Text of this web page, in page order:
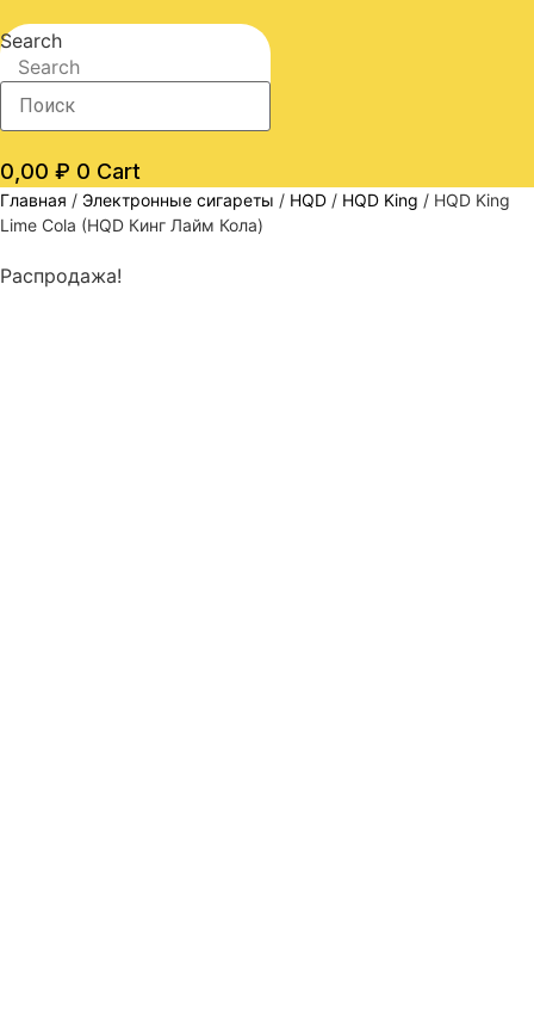
Search
Search
0,00 ₽ 0 Cart
Главная / Электронные сигареты / HQD / HQD King / HQD King
Lime Cola (HQD Кинг Лайм Кола)
Распродажа!